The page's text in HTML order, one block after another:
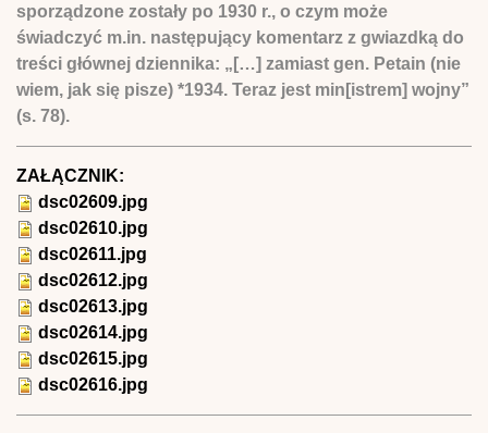
sporządzone zostały po 1930 r., o czym może
świadczyć m.in. następujący komentarz z gwiazdką do
treści głównej dziennika: „[…] zamiast gen. Petain (nie
wiem, jak się pisze) *1934. Teraz jest min[istrem] wojny”
(s. 78).
ZAŁĄCZNIK:
dsc02609.jpg
dsc02610.jpg
dsc02611.jpg
dsc02612.jpg
dsc02613.jpg
dsc02614.jpg
dsc02615.jpg
dsc02616.jpg